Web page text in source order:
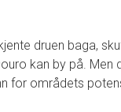
druen baga,
kan by på. Men
for områdets